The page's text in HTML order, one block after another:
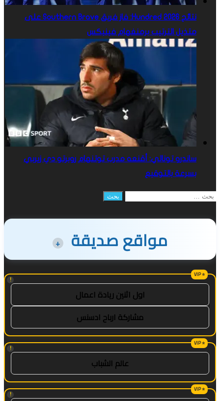
نتائج Hundred 2026: فاز فريق Southern Brave على
متذيل الترتيب برمنغهام فينيكس
ساندرو تونالي: أقنعه مدرب توتنهام روبرتو دي زيربي
بسرعة بالتوقيع
البحث
مواقع صديقة +
!
اول اثنين ريادة اعمال
مشاركة ارباح ادسنس
!
عالم الشباب
!